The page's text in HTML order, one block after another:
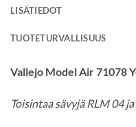
LISÄTIEDOT
TUOTETURVALLISUUS
Vallejo Model Air 71078
Toisintaa sävyjä RLM 04